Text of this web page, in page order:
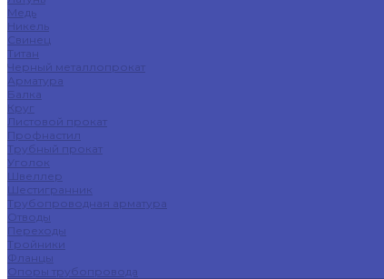
Медь
Никель
Свинец
Титан
Черный металлопрокат
Арматура
Балка
Круг
Листовой прокат
Профнастил
Трубный прокат
Уголок
Швеллер
Шестигранник
Трубопроводная арматура
Отводы
Переходы
Тройники
Фланцы
Опоры трубопровода